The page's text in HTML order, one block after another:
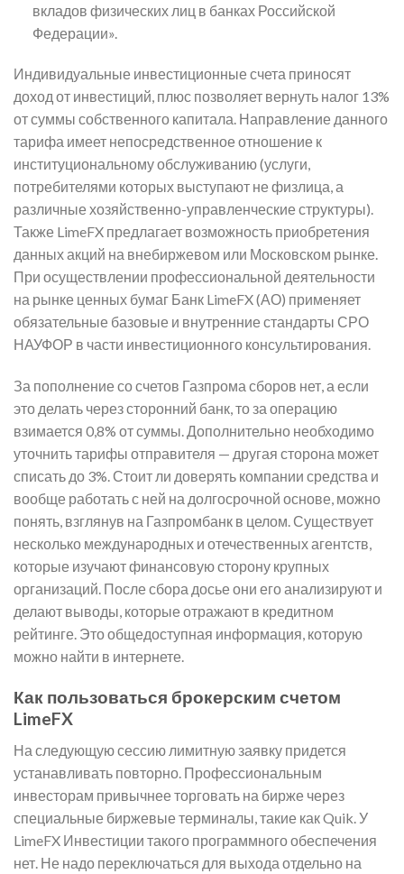
вкладов физических лиц в банках Российской
Федерации».
Индивидуальные инвестиционные счета приносят
доход от инвестиций, плюс позволяет вернуть налог 13%
от суммы собственного капитала. Направление данного
тарифа имеет непосредственное отношение к
институциональному обслуживанию (услуги,
потребителями которых выступают не физлица, а
различные хозяйственно-управленческие структуры).
Также LimeFX предлагает возможность приобретения
данных акций на внебиржевом или Московском рынке.
При осуществлении профессиональной деятельности
на рынке ценных бумаг Банк LimeFX (АО) применяет
обязательные базовые и внутренние стандарты СРО
НАУФОР в части инвестиционного консультирования.
За пополнение со счетов Газпрома сборов нет, а если
это делать через сторонний банк, то за операцию
взимается 0,8% от суммы. Дополнительно необходимо
уточнить тарифы отправителя — другая сторона может
списать до 3%. Стоит ли доверять компании средства и
вообще работать с ней на долгосрочной основе, можно
понять, взглянув на Газпромбанк в целом. Существует
несколько международных и отечественных агентств,
которые изучают финансовую сторону крупных
организаций. После сбора досье они его анализируют и
делают выводы, которые отражают в кредитном
рейтинге. Это общедоступная информация, которую
можно найти в интернете.
Как пользоваться брокерским счетом
LimeFX
На следующую сессию лимитную заявку придется
устанавливать повторно. Профессиональным
инвесторам привычнее торговать на бирже через
специальные биржевые терминалы, такие как Quik. У
LimeFX Инвестиции такого программного обеспечения
нет. Не надо переключаться для выхода отдельно на